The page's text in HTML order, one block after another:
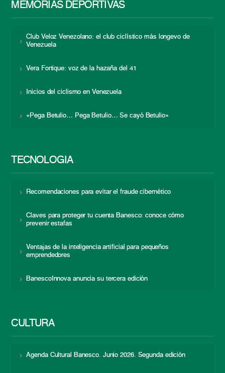
MEMORIAS DEPORTIVAS
Club Veloz Venezolano: el club ciclístico más longevo de
Venezuela
Vera Fortique: voz de la hazaña del 41
Inicios del ciclismo en Venezuela
«Pega Betulio… Pega Betulio… Se cayó Betulio»
TECNOLOGÍA
Recomendaciones para evitar el fraude cibernético
Claves para proteger tu cuenta Banesco: conoce cómo
prevenir estafas
Ventajas de la inteligencia artificial para pequeños
emprendedores
BanescoInnova anuncia su tercera edición
CULTURA
Agenda Cultural Banesco. Junio 2026. Segunda edición